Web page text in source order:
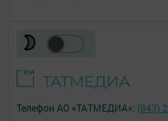
Телефон АО «ТАТМЕДИА»: (843)